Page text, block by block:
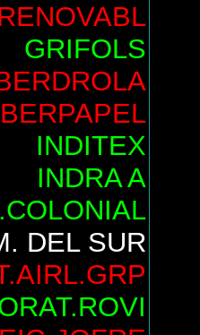
GRIFOLS
INDITEX
INDRA A
DEL SUR